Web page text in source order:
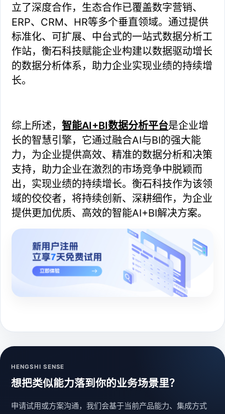
立了深度合作，生态合作已覆盖数字营销、
ERP、CRM、HR等多个垂直领域。通过提供
标准化、可扩展、中台式的一站式数据分析工
作站，衡石科技赋能企业构建以数据驱动增长
的数据分析体系，助力企业实现业绩的持续增
长。
综上所述，智能AI+BI数据分析平台是企业增
长的智慧引擎，它通过融合AI与BI的强大能
力，为企业提供高效、精准的数据分析和决策
支持，助力企业在激烈的市场竞争中脱颖而
出，实现业绩的持续增长。衡石科技作为该领
域的佼佼者，将持续创新、深耕细作，为企业
提供更加优质、高效的智能AI+BI解决方案。
HENGSHI SENSE
想把类似能力落到你的业务场景里？
申请试用或方案沟通，我们会基于当前产品能力、集成方式